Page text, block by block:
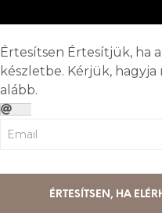
Értesítsen Értesítjük, ha
készletbe. Kérjük,
alább.
ÉRTESÍTSEN, HA